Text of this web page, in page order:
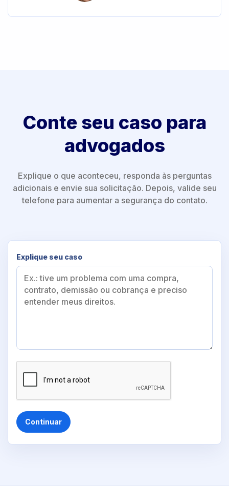
Conte seu caso para
advogados
Explique o que aconteceu, responda às perguntas
adicionais e envie sua solicitação. Depois, valide seu
telefone para aumentar a segurança do contato.
Explique seu caso
Continuar